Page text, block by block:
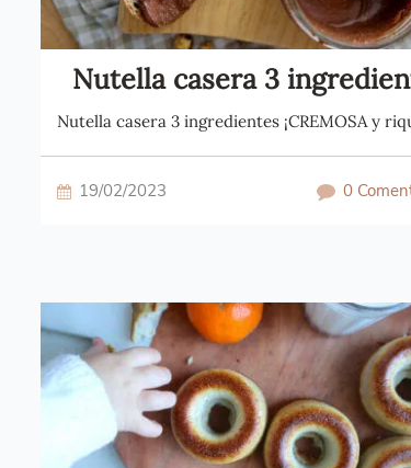
Nutella casera 3
Nutella casera 3 ingredientes ¡CREMOSA y
19/02/2023 0